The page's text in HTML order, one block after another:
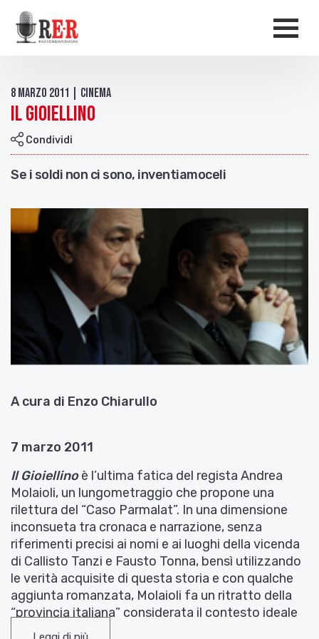
Salta al contenuto principale
8 Marzo 2011 | Cinema
Il Gioiellino
Condividi
Se i soldi non ci sono, inventiamoceli
A cura di Enzo Chiarullo
7 marzo 2011
Il Gioiellinoè l’ultima fatica del regista Andrea
Molaioli, un lungometraggio che propone una
rilettura del “Caso Parmalat”. In una dimensione
inconsueta tra cronaca e narrazione, senza
riferimenti precisi ai nomi e ai luoghi della vicenda
di Callisto Tanzi e Fausto Tonna, bensì utilizzando
le verità acquisite di questa storia e con qualche
aggiunta romanzata, Molaioli fa un ritratto della
“provincia italiana” considerata il contesto ideale
per il lento diffondersi di una cancrena fatta di